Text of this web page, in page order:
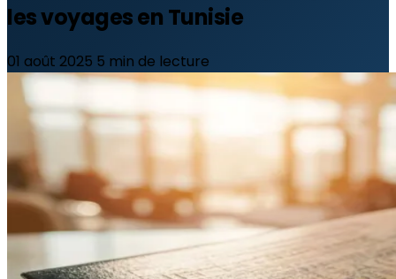
les voyages en Tunisie
01 août 2025 5 min de lecture